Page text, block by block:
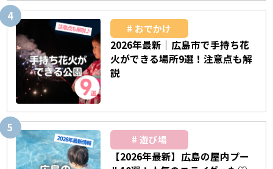
おでかけ
2026年最新｜広島市で手持ち花
火ができる場所9選！注意点も解
説
遊び場
【2026年最新】広島の屋内プー